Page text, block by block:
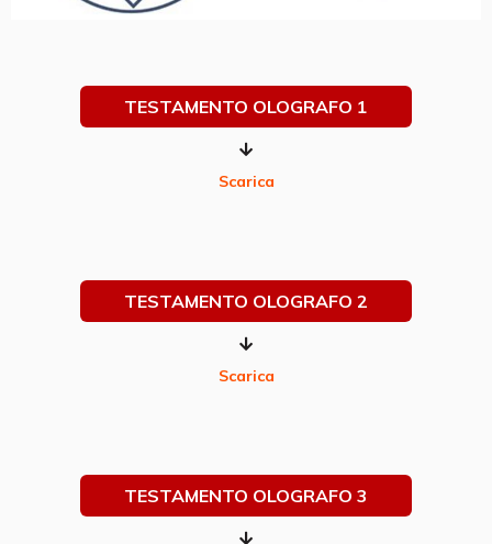
TESTAMENTO OLOGRAFO 1
Scarica
TESTAMENTO OLOGRAFO 2
Scarica
TESTAMENTO OLOGRAFO 3